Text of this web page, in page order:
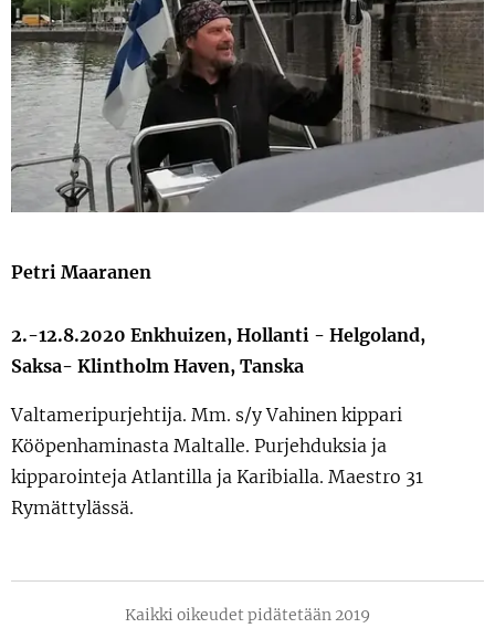
Petri Maaranen
2.-12.8.2020 Enkhuizen, Hollanti - Helgoland,
Saksa- Klintholm Haven, Tanska
Valtameripurjehtija. Mm. s/y Vahinen kippari
Kööpenhaminasta Maltalle. Purjehduksia ja
kipparointeja Atlantilla ja Karibialla. Maestro 31
Rymättylässä.
Kaikki oikeudet pidätetään 2019